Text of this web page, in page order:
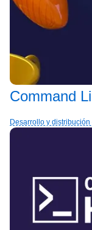
Command
Desarrollo y